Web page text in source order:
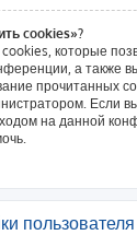
cookies»?
которые
а также
прочитанных
Если
на данной
пользователя